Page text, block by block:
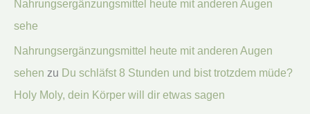
Nahrungsergänzungsmittel heute mit anderen Augen
sehe
Nahrungsergänzungsmittel heute mit anderen Augen
sehen zu Du schläfst 8 Stunden und bist trotzdem müde?
Holy Moly, dein Körper will dir etwas sagen